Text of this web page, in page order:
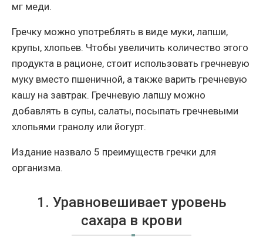
мг меди.
Гречку можно употреблять в виде муки, лапши,
крупы, хлопьев. Чтобы увеличить количество этого
продукта в рационе, стоит использовать гречневую
муку вместо пшеничной, а также варить гречневую
кашу на завтрак. Гречневую лапшу можно
добавлять в супы, салаты, посыпать гречневыми
хлопьями гранолу или йогурт.
Издание назвало 5 преимуществ гречки для
организма.
1. Уравновешивает уровень
сахара в крови